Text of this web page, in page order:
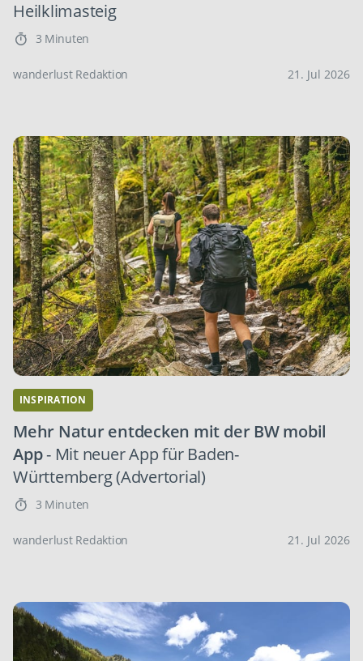
Heilklimasteig
3 Minuten
wanderlust Redaktion 21. Jul 2026
INSPIRATION
Mehr Natur entdecken mit der BW mobil
App- Mit neuer App für Baden-
Württemberg (Advertorial)
3 Minuten
wanderlust Redaktion 21. Jul 2026